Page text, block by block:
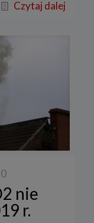
Czytaj dalej
nie
r.